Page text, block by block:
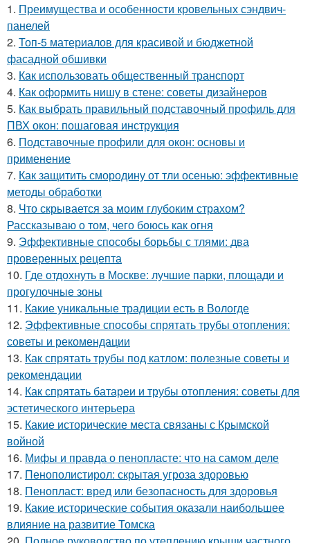
1. Преимущества и особенности кровельных сэндвич-
панелей
2. Топ-5 материалов для красивой и бюджетной
фасадной обшивки
3. Как использовать общественный транспорт
4. Как оформить нишу в стене: советы дизайнеров
5. Как выбрать правильный подставочный профиль для
ПВХ окон: пошаговая инструкция
6. Подставочные профили для окон: основы и
применение
7. Как защитить смородину от тли осенью: эффективные
методы обработки
8. Что скрывается за моим глубоким страхом?
Рассказываю о том, чего боюсь как огня
9. Эффективные способы борьбы с тлями: два
проверенных рецепта
10. Где отдохнуть в Москве: лучшие парки, площади и
прогулочные зоны
11. Какие уникальные традиции есть в Вологде
12. Эффективные способы спрятать трубы отопления:
советы и рекомендации
13. Как спрятать трубы под катлом: полезные советы и
рекомендации
14. Как спрятать батареи и трубы отопления: советы для
эстетического интерьера
15. Какие исторические места связаны с Крымской
войной
16. Мифы и правда о пенопласте: что на самом деле
17. Пенополистирол: скрытая угроза здоровью
18. Пенопласт: вред или безопасность для здоровья
19. Какие исторические события оказали наибольшее
влияние на развитие Томска